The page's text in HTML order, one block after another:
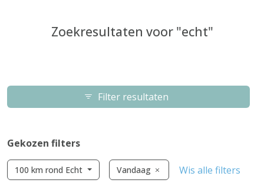
Zoekresultaten voor "echt"
Filter resultaten
Gekozen filters
100 km rond Echt Vandaag Wis alle filters